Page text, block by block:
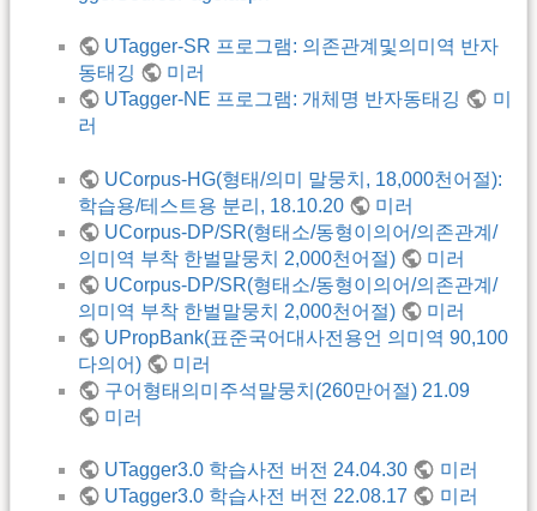
UTagger-SR 프로그램: 의존관계및의미역 반자
동태깅
미러
UTagger-NE 프로그램: 개체명 반자동태깅
미
러
UCorpus-HG(형태/의미 말뭉치, 18,000천어절):
학습용/테스트용 분리, 18.10.20
미러
UCorpus-DP/SR(형태소/동형이의어/의존관계/
의미역 부착 한벌말뭉치 2,000천어절)
미러
UCorpus-DP/SR(형태소/동형이의어/의존관계/
의미역 부착 한벌말뭉치 2,000천어절)
미러
UPropBank(표준국어대사전용언 의미역 90,100
다의어)
미러
구어형태의미주석말뭉치(260만어절) 21.09
미러
UTagger3.0 학습사전 버전 24.04.30
미러
UTagger3.0 학습사전 버전 22.08.17
미러